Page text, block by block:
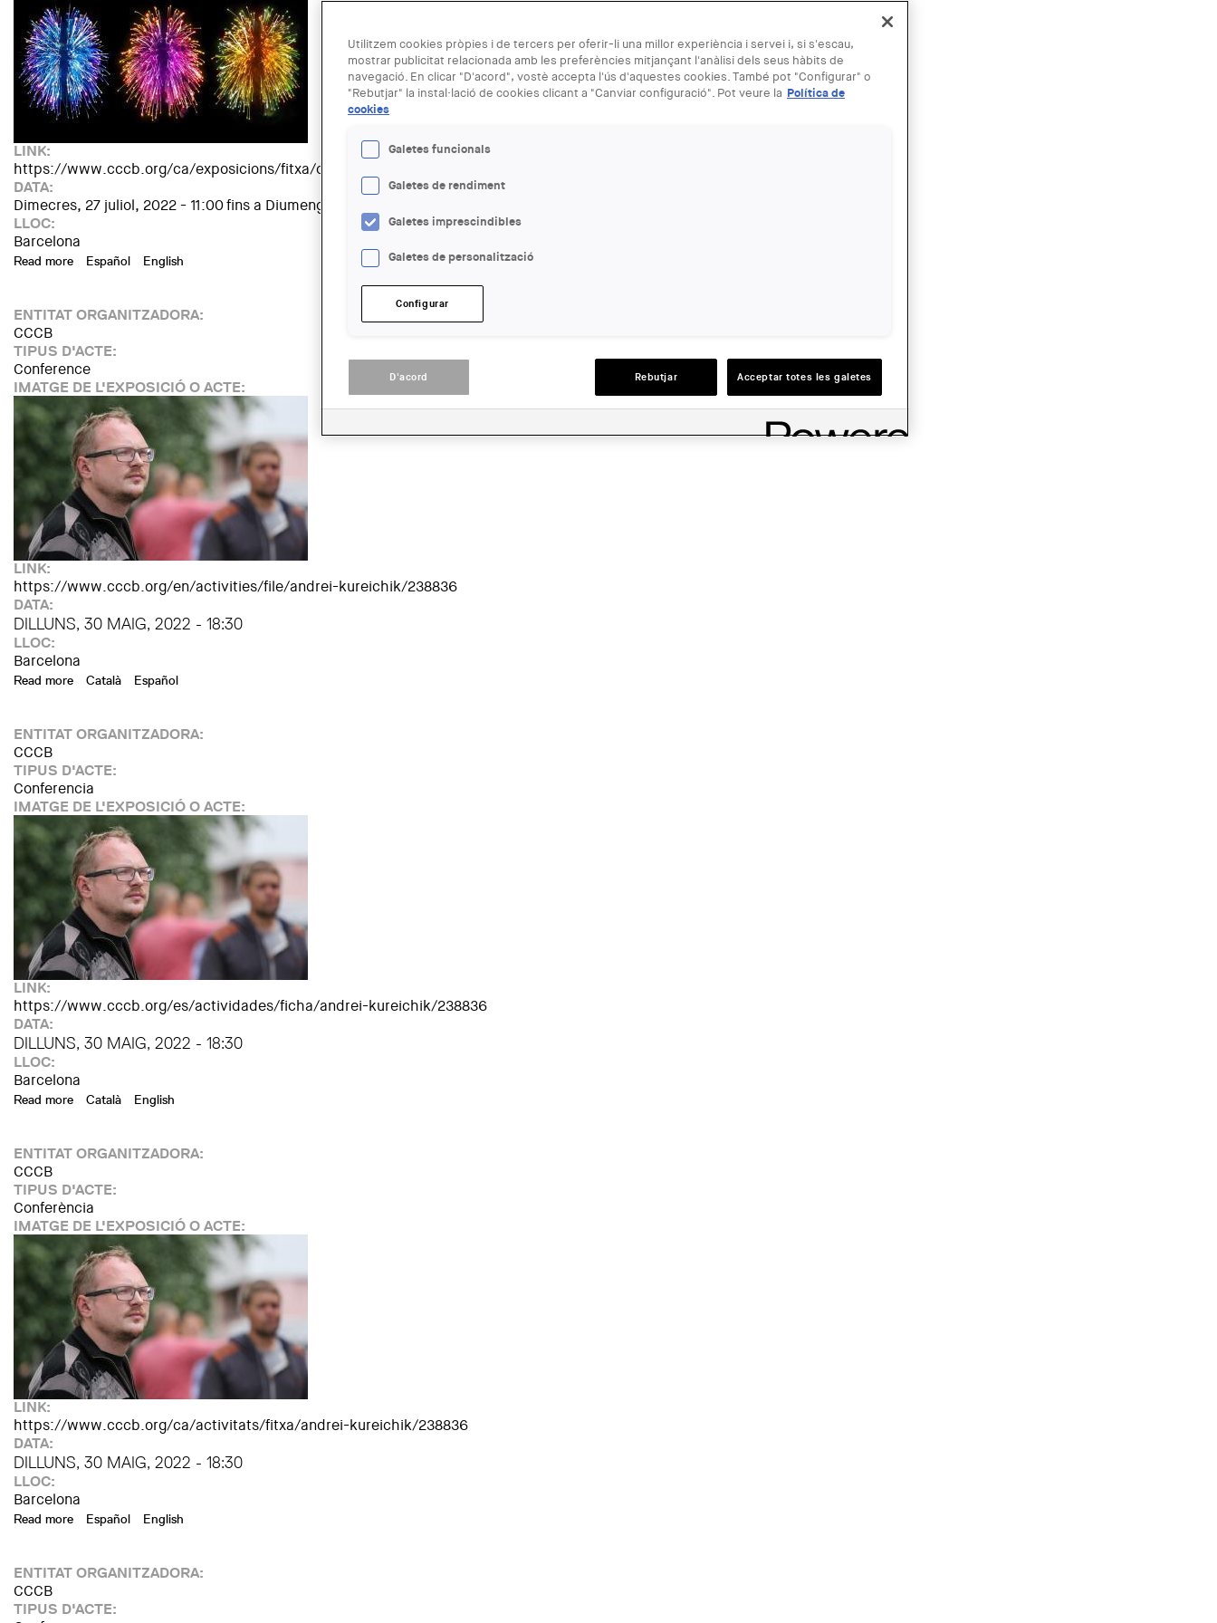
LINK:
https://www.cccb.org/ca/exposicions/fitxa/cervells/237851
DATA:
Dimecres, 27 juliol, 2022 - 11:00fins a Diumenge, 11 desembre, 2022 - 20:00
LLOC:
Barcelona
Read more about Exposició: "Cervell(s)"
Español English
ENTITAT ORGANITZADORA:
CCCB
TIPUS D'ACTE:
Conference
IMATGE DE L'EXPOSICIÓ O ACTE:
LINK:
https://www.cccb.org/en/activities/file/andrei-kureichik/238836
DATA:
DILLUNS, 30 MAIG, 2022 - 18:30
LLOC:
Barcelona
Read more about Andrei Kureichik. Voices for Freedom
Català Español
ENTITAT ORGANITZADORA:
CCCB
TIPUS D'ACTE:
Conferencia
IMATGE DE L'EXPOSICIÓ O ACTE:
LINK:
https://www.cccb.org/es/actividades/ficha/andrei-kureichik/238836
DATA:
DILLUNS, 30 MAIG, 2022 - 18:30
LLOC:
Barcelona
Read more about Andrei Kureichik. Voces por la libertad
Català English
ENTITAT ORGANITZADORA:
CCCB
TIPUS D'ACTE:
Conferència
IMATGE DE L'EXPOSICIÓ O ACTE:
LINK:
https://www.cccb.org/ca/activitats/fitxa/andrei-kureichik/238836
DATA:
DILLUNS, 30 MAIG, 2022 - 18:30
LLOC:
Barcelona
Read more about Andrei Kureichik. Veus per la llibertat
Español English
ENTITAT ORGANITZADORA:
CCCB
TIPUS D'ACTE:
Utilitzem cookies pròpies i de tercers per oferir-li una millor experiència i servei i, si s'escau,
mostrar publicitat relacionada amb les preferències mitjançant l'anàlisi dels seus hàbits de
navegació. En clicar "D'acord", vostè accepta l'ús d'aquestes cookies. També pot "Configurar" o
"Rebutjar" la instal·lació de cookies clicant a "Canviar configuració". Pot veure la Política de
cookies
Galetes funcionals
Galetes de rendiment
Galetes imprescindibles
Galetes de personalització
Configurar
D'acord Rebutjar Acceptar totes les galetes